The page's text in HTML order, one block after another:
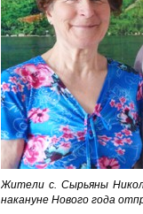
Жители с. Сырьяны
накануне Нового года